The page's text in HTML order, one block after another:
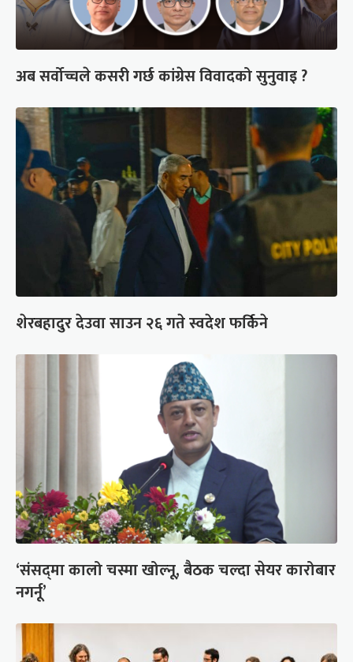
अब सर्वोच्चले कसरी गर्छ कांग्रेस विवादको सुनुवाइ ?
शेरबहादुर देउवा साउन २६ गते स्वदेश फर्किने
‘संसद्‍मा कालो चस्मा खोल्नू, बैठक चल्दा सेयर कारोबार
नगर्नू’